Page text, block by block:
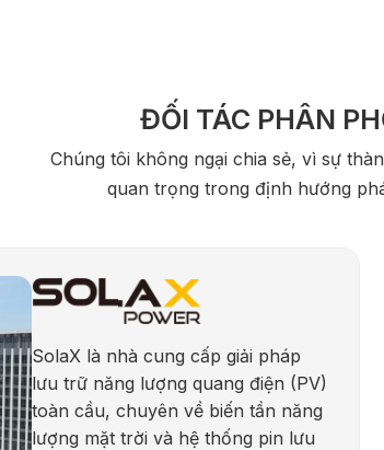
ĐỐI TÁC PHÂN
Chúng tôi không ngại chia sẻ, vì sự
quan trọng trong định hướng
SolaX là nhà cung cấp giải pháp
lưu trữ năng lượng quang điện (PV)
toàn cầu, chuyên về biến tần năng
lượng mặt trời và hệ thống pin lưu